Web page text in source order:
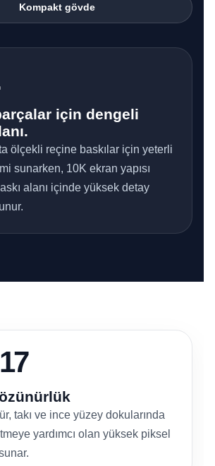
Kompakt gövde
için dengeli
ölçekli reçine baskılar için yeterli
sunarken, 10K ekran yapısı
alanı içinde yüksek detay
takı ve ince yüzey dokularında
yardımcı olan yüksek piksel